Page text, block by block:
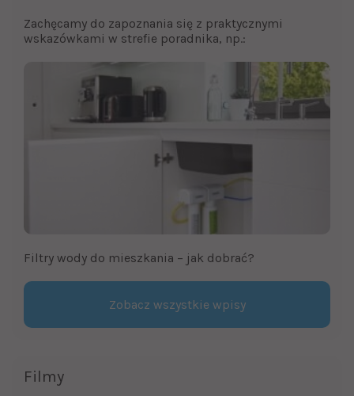
Zachęcamy do zapoznania się z praktycznymi
wskazówkami w strefie poradnika, np.:
Filtry wody do mieszkania – jak dobrać?
Zobacz wszystkie wpisy
Filmy